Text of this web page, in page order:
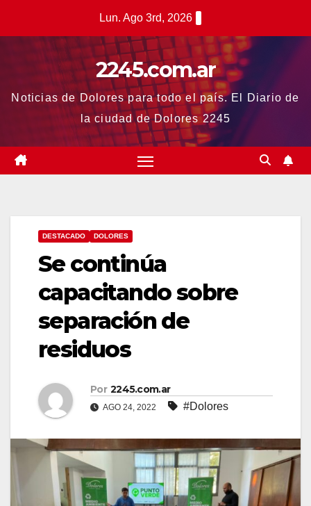
Lun. Ago 3rd, 2026
2245.com.ar
Noticias de Dolores para todo el país. El Diario de
la ciudad de Dolores 2245
DESTACADO DOLORES
Se continúa
capacitando sobre
separación de
residuos
Por 2245.com.ar
AGO 24, 2022 #Dolores